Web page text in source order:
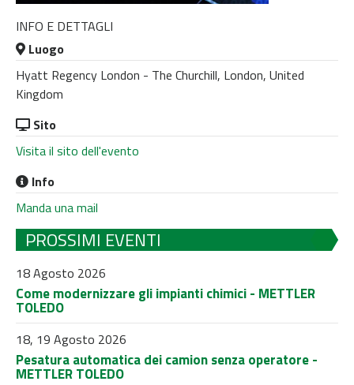
INFO E DETTAGLI
Luogo
Hyatt Regency London - The Churchill, London, United
Kingdom
Sito
Visita il sito dell'evento
Info
Manda una mail
PROSSIMI EVENTI
18 Agosto 2026
Come modernizzare gli impianti chimici - METTLER
TOLEDO
18, 19 Agosto 2026
Pesatura automatica dei camion senza operatore -
METTLER TOLEDO